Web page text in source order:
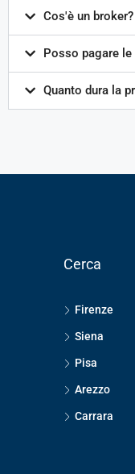
Cos'è un broker?
Posso pagare
Quanto dura la
Cerca
Firenze
Siena
Pisa
Arezzo
Carrara